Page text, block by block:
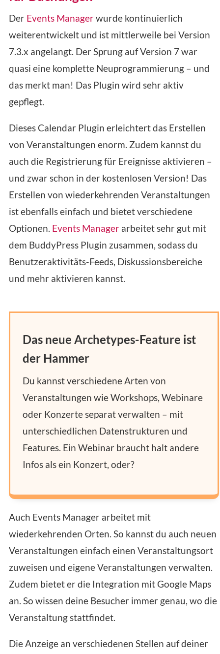
Der Events Managerwurde kontinuierlich
weiterentwickelt und ist mittlerweile bei Version
7.3.x angelangt. Der Sprung auf Version 7 war
quasi eine komplette Neuprogrammierung – und
das merkt man! Das Plugin wird sehr aktiv
gepflegt.
Dieses Calendar Plugin erleichtert das Erstellen
von Veranstaltungen enorm. Zudem kannst du
auch die Registrierung für Ereignisse aktivieren –
und zwar schon in der kostenlosen Version! Das
Erstellen von wiederkehrenden Veranstaltungen
ist ebenfalls einfach und bietet verschiedene
Optionen. Events Manager arbeitet sehr gut mit
dem BuddyPress Plugin zusammen, sodass du
Benutzeraktivitäts-Feeds, Diskussionsbereiche
und mehr aktivieren kannst.
Das neue Archetypes-Feature ist
der Hammer
Du kannst verschiedene Arten von
Veranstaltungen wie Workshops, Webinare
oder Konzerte separat verwalten – mit
unterschiedlichen Datenstrukturen und
Features. Ein Webinar braucht halt andere
Infos als ein Konzert, oder?
Auch Events Manager arbeitet mit
wiederkehrenden Orten. So kannst du auch neuen
Veranstaltungen einfach einen Veranstaltungsort
zuweisen und eigene Veranstaltungen verwalten.
Zudem bietet er die Integration mit Google Maps
an. So wissen deine Besucher immer genau, wo die
Veranstaltung stattfindet.
Die Anzeige an verschiedenen Stellen auf deiner